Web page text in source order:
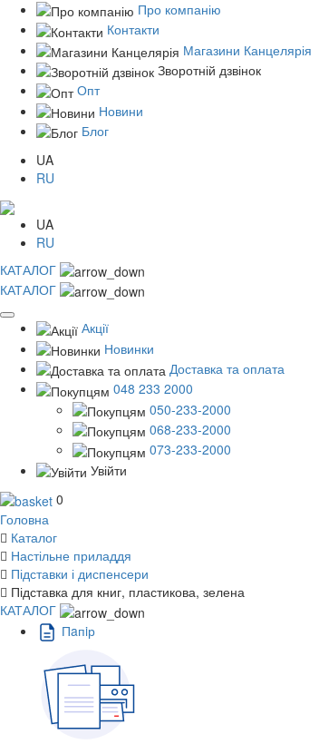
Про компанію
Контакти
Магазини Канцелярія
Зворотній дзвінок
Опт
Новини
Блог
UA
RU
UA
RU
КАТАЛОГ
КАТАЛОГ
Акції
Новинки
Доставка та оплата
048 233 2000
050-233-2000
068-233-2000
073-233-2000
Увійти
0
Головна
Каталог
Настільне приладдя
Підставки і диспенсери
Підставка для книг, пластикова, зелена
КАТАЛОГ
Пaпiр